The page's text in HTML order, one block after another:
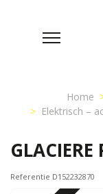
Home
Elektrisch –
GLACIERE
Referentie D152232870